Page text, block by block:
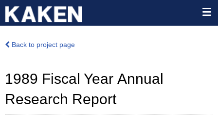
Back to project page
1989 Fiscal Year Annual
Research Report